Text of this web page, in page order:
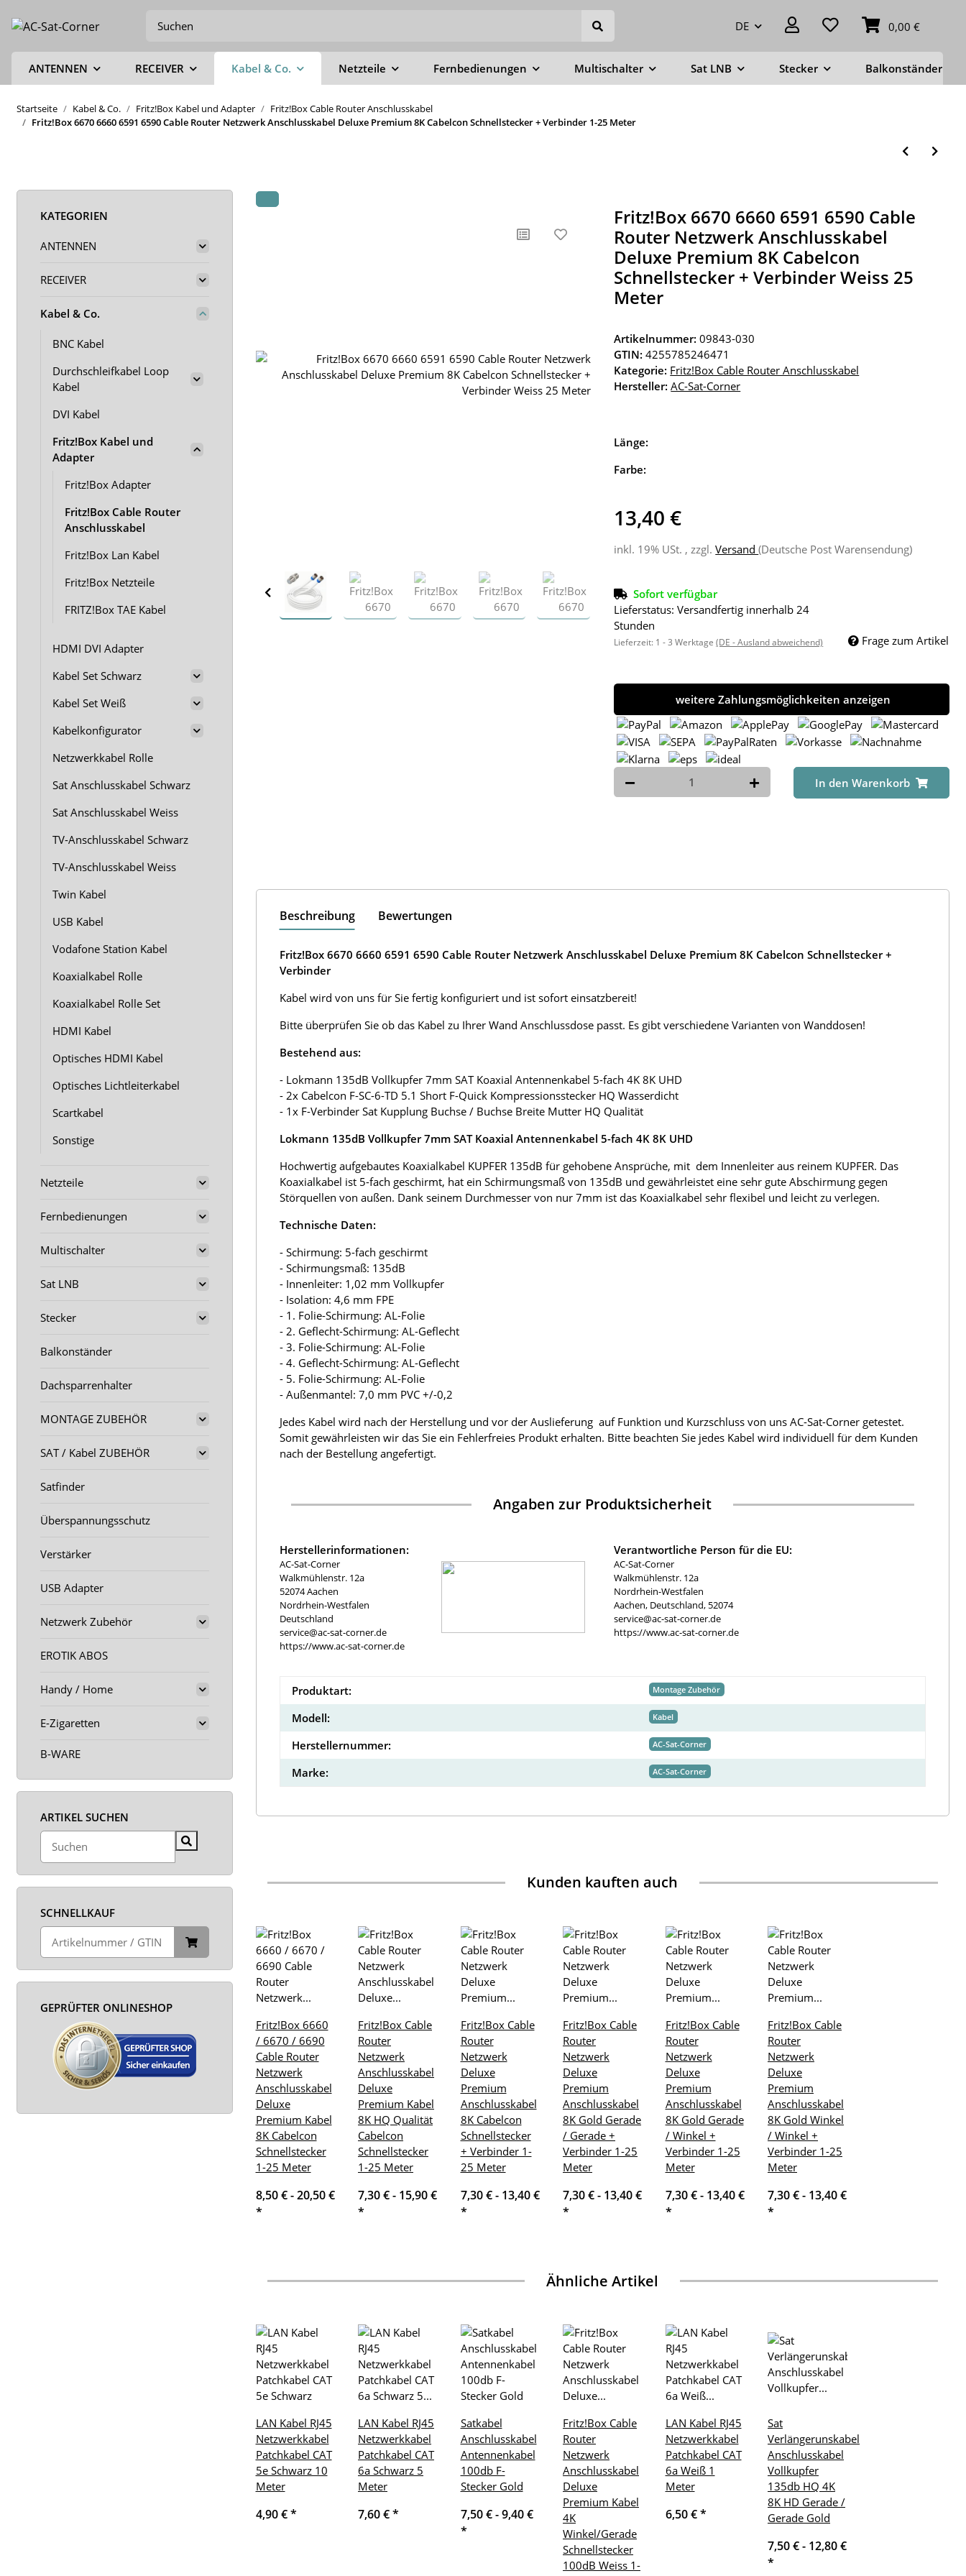
DE 0,00 €
ANTENNEN RECEIVER Kabel & Co. Netzteile Fernbedienungen Multischalter Sat LNB Stecker Balkonständer
Startseite Kabel & Co. Fritz!Box Kabel und Adapter
Fritz!Box Cable Router Anschlusskabel
Fritz!Box 6670 6660 6591 6590 Cable Router Netzwerk Anschlusskabel Deluxe Premium 8K Cabelcon Schnellstecker + Verbinder 1-25 Meter
Fritz!Box 6670 6660 6591 6590 Cable
Router Netzwerk Anschlusskabel
Deluxe Premium 8K Cabelcon
Schnellstecker + Verbinder Weiss 25
Meter
Artikelnummer:09843-030
GTIN: 4255785246471
Kategorie: Fritz!Box Cable Router Anschlusskabel
Hersteller: AC-Sat-Corner
Länge:
Farbe:
13,40 €
inkl. 19% USt. , zzgl.Versand(Deutsche Post Warensendung)
Sofort verfügbar
Lieferstatus: Versandfertig innerhalb 24
Stunden
Lieferzeit: 1 - 3 Werktage(DE - Ausland abweichend) Frage zum Artikel
weitere Zahlungsmöglichkeiten anzeigen
In den Warenkorb
Beschreibung Bewertungen
Fritz!Box 6670 6660 6591 6590 Cable Router Netzwerk Anschlusskabel Deluxe Premium 8K Cabelcon Schnellstecker +
Verbinder
Kabel wird von uns für Sie fertig konfiguriert und ist sofort einsatzbereit!
Bitte überprüfen Sie ob das Kabel zu Ihrer Wand Anschlussdose passt. Es gibt verschiedene Varianten von Wanddosen!
Bestehend aus:
- Lokmann 135dB Vollkupfer 7mm SAT Koaxial Antennenkabel 5-fach 4K 8K UHD
- 2x Cabelcon F-SC-6-TD 5.1 Short F-Quick Kompressionsstecker HQ Wasserdicht
- 1x F-Verbinder Sat Kupplung Buchse / Buchse Breite Mutter HQ Qualität
Lokmann 135dB Vollkupfer 7mm SAT Koaxial Antennenkabel 5-fach 4K 8K UHD
Hochwertig aufgebautes Koaxialkabel KUPFER 135dB für gehobene Ansprüche, mit dem Innenleiter aus reinem KUPFER. Das
Koaxialkabel ist 5-fach geschirmt, hat ein Schirmungsmaß von 135dB und gewährleistet eine sehr gute Abschirmung gegen
Störquellen von außen. Dank seinem Durchmesser von nur 7mm ist das Koaxialkabel sehr flexibel und leicht zu verlegen.
Technische Daten:
- Schirmung: 5-fach geschirmt
- Schirmungsmaß: 135dB
- Innenleiter: 1,02 mm Vollkupfer
- Isolation: 4,6 mm FPE
- 1. Folie-Schirmung: AL-Folie
- 2. Geflecht-Schirmung: AL-Geflecht
- 3. Folie-Schirmung: AL-Folie
- 4. Geflecht-Schirmung: AL-Geflecht
- 5. Folie-Schirmung: AL-Folie
- Außenmantel: 7,0 mm PVC +/-0,2
Jedes Kabel wird nach der Herstellung und vor der Auslieferung auf Funktion und Kurzschluss von uns AC-Sat-Corner getestet.
Somit gewährleisten wir das Sie ein Fehlerfreies Produkt erhalten. Bitte beachten Sie jedes Kabel wird individuell für dem Kunden
nach der Bestellung angefertigt.
Angaben zur Produktsicherheit
Herstellerinformationen:
AC-Sat-Corner
Walkmühlenstr. 12a
52074 Aachen
Nordrhein-Westfalen
Deutschland
service@ac-sat-corner.de
https://www.ac-sat-corner.de
Verantwortliche Person für die EU:
AC-Sat-Corner
Walkmühlenstr. 12a
Nordrhein-Westfalen
Aachen, Deutschland, 52074
service@ac-sat-corner.de
https://www.ac-sat-corner.de
Produktart: Montage Zubehör
Modell: Kabel
Herstellernummer: AC-Sat-Corner
Marke: AC-Sat-Corner
Kunden kauften auch
Fritz!Box 6660
/ 6670 / 6690
Cable Router
Netzwerk
Anschlusskabel
Deluxe
Premium Kabel
8K Cabelcon
Schnellstecker
1-25 Meter
8,50 € -20,50 €
*
Fritz!Box Cable
Router
Netzwerk
Anschlusskabel
Deluxe
Premium Kabel
8K HQ Qualität
Cabelcon
Schnellstecker
1-25 Meter
7,30 € - 15,90 €
*
Fritz!Box Cable
Router
Netzwerk
Deluxe
Premium
Anschlusskabel
8K Cabelcon
Schnellstecker
+ Verbinder 1-
25 Meter
7,30 € - 13,40 €
*
Fritz!Box Cable
Router
Netzwerk
Deluxe
Premium
Anschlusskabel
8K Gold Gerade
/ Gerade +
Verbinder 1-25
Meter
7,30 € - 13,40 €
*
Fritz!Box Cable
Router
Netzwerk
Deluxe
Premium
Anschlusskabel
8K Gold Gerade
/ Winkel +
Verbinder 1-25
Meter
7,30 € - 13,40 €
*
Fritz!Box Cable
Router
Netzwerk
Deluxe
Premium
Anschlusskabel
8K Gold Winkel
/ Winkel +
Verbinder 1-25
Meter
7,30 € - 13,40 €
*
Ähnliche Artikel
LAN Kabel RJ45
Netzwerkkabel
Patchkabel CAT
5e Schwarz 10
Meter
4,90 €*
LAN Kabel RJ45
Netzwerkkabel
Patchkabel CAT
6a Schwarz 5
Meter
7,60 €*
Satkabel
Anschlusskabel
Antennenkabel
100db F-
Stecker Gold
7,50 € -9,40 €
*
Fritz!Box Cable
Router
Netzwerk
Anschlusskabel
Deluxe
Premium Kabel
4K
Winkel/Gerade
Schnellstecker
100dB Weiss 1-
LAN Kabel RJ45
Netzwerkkabel
Patchkabel CAT
6a Weiß 1
Meter
6,50 €*
Sat
Verlängerunskabel
Anschlusskabel
Vollkupfer
135db HQ 4K
8K HD Gerade /
Gerade Gold
7,50 € - 12,80 €
*
KATEGORIEN
ANTENNEN
RECEIVER
Kabel & Co.
BNC Kabel
Durchschleifkabel Loop
Kabel
DVI Kabel
Fritz!Box Kabel und
Adapter
Fritz!Box Adapter
Fritz!Box Cable Router
Anschlusskabel
Fritz!Box Lan Kabel
Fritz!Box Netzteile
FRITZ!Box TAE Kabel
HDMI DVI Adapter
Kabel Set Schwarz
Kabel Set Weiß
Kabelkonfigurator
Netzwerkkabel Rolle
Sat Anschlusskabel Schwarz
Sat Anschlusskabel Weiss
TV-Anschlusskabel Schwarz
TV-Anschlusskabel Weiss
Twin Kabel
USB Kabel
Vodafone Station Kabel
Koaxialkabel Rolle
Koaxialkabel Rolle Set
HDMI Kabel
Optisches HDMI Kabel
Optisches Lichtleiterkabel
Scartkabel
Sonstige
Netzteile
Fernbedienungen
Multischalter
Sat LNB
Stecker
Balkonständer
Dachsparrenhalter
MONTAGE ZUBEHÖR
SAT / Kabel ZUBEHÖR
Satfinder
Überspannungsschutz
Verstärker
USB Adapter
Netzwerk Zubehör
EROTIK ABOS
Handy / Home
E-Zigaretten
B-WARE
ARTIKEL SUCHEN
SCHNELLKAUF
GEPRÜFTER ONLINESHOP